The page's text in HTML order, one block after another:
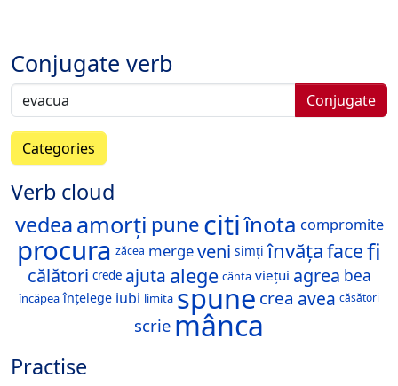
Conjugate verb
Conjugate
Categories
Verb cloud
vedeaamorți punecitiînota compromite
procura zăcea mergeveni simți învățafacefi
călători crede ajuta alege cânta viețui agrea bea
încăpea înțelege iubi limita spune crea avea căsători
scrie mânca
Practise